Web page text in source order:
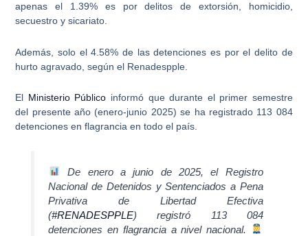
apenas el 1.39% es por delitos de extorsión , homicidio,
secuestro y sicariato.
Además,solo el 4.58% de las detenciones es por el delito de
hurto agravado , según el Renadespple.
El Ministerio Público informó que durante el primer semestre
del presente año (enero-junio 2025) se ha registrado 113 084
detenciones en flagrancia en todo el país
De enero a junio de 2025, el Registro
Nacional de Detenidos y Sentenciados a Pena
Privativa de Libertad Efectiva
(#RENADESPPLE) registró 113 084
detenciones en flagrancia a nivel nacional.